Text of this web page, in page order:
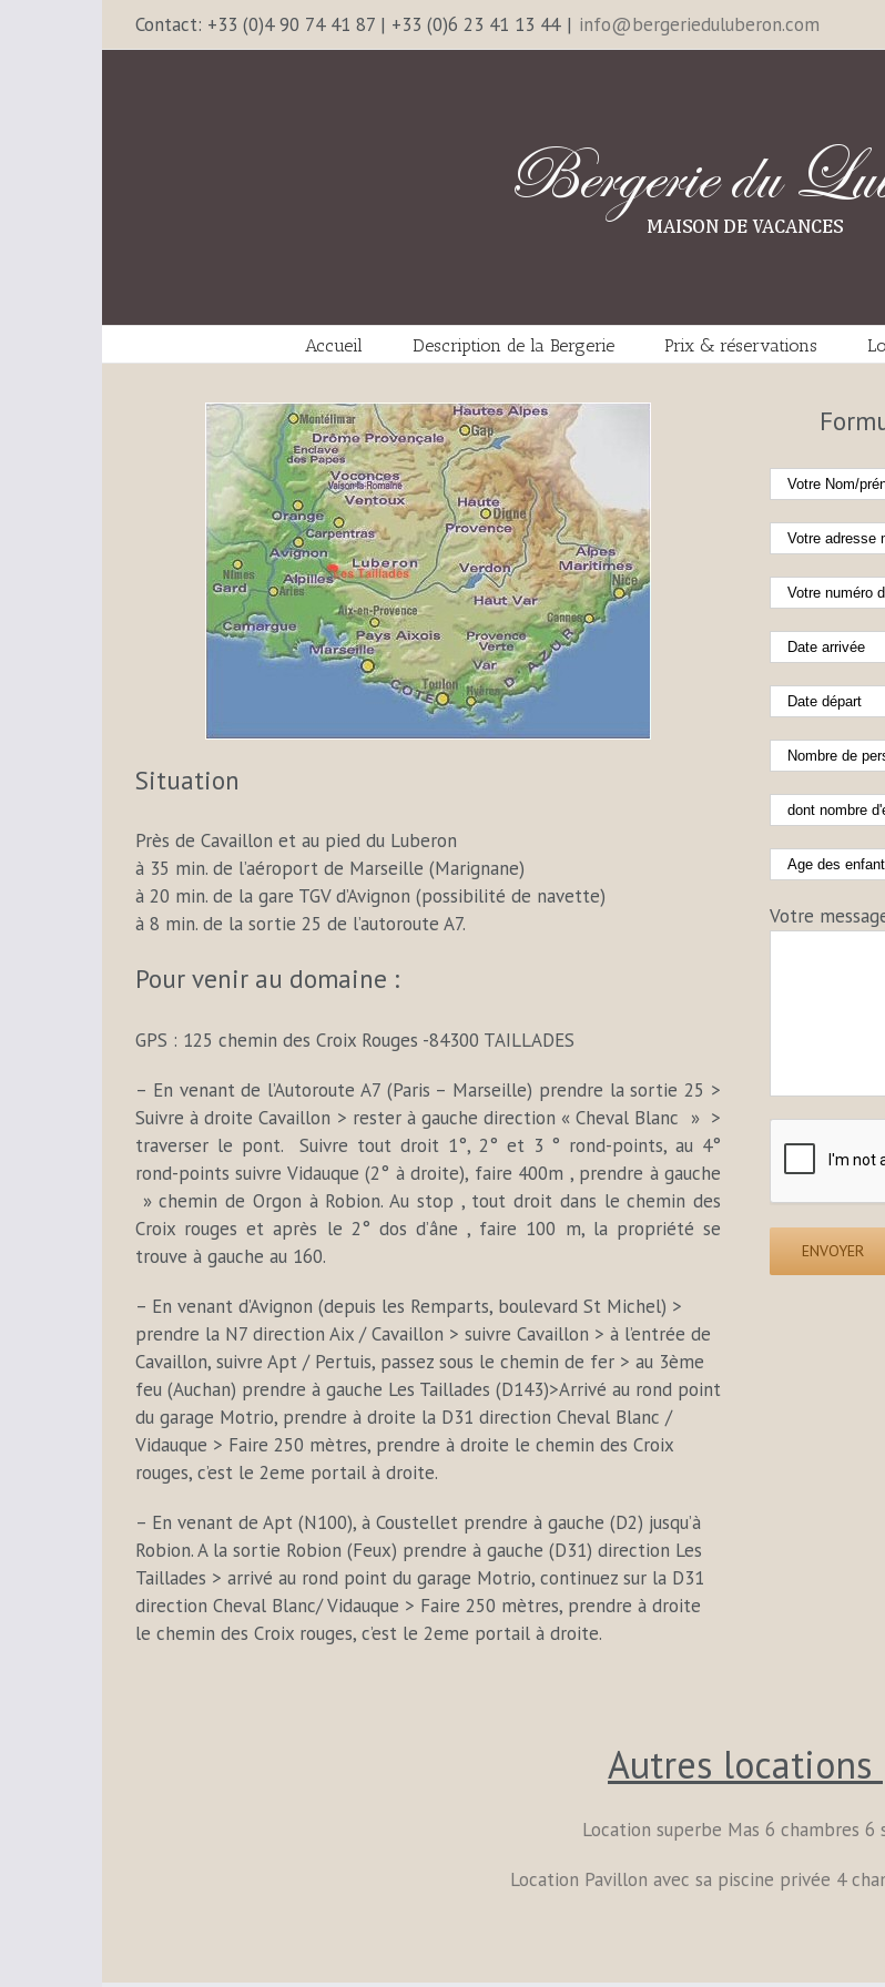
Contact: +33 (0)4 90 74 41 87 | +33 (0)6 23 41 13 44 | info@bergerieduluberon.com
Accueil Description de la Bergerie Prix & réservations
Situation
Près de Cavaillon et au pied du Luberon
à 35 min. de l’aéroport de Marseille (Marignane)
à 20 min. de la gare TGV d’Avignon (possibilité de navette)
à 8 min. de la sortie 25 de l’autoroute A7.
Pour venir au domaine :
GPS : 125 chemin des Croix Rouges -84300 TAILLADES
– En venant de l’Autoroute A7 (Paris – Marseille) prendre la sortie 25 >
Suivre à droite Cavaillon > rester à gauche direction « Cheval Blanc » >
traverser le pont. Suivre tout droit 1°, 2° et 3 ° rond-points, au 4°
rond-points suivre Vidauque (2° à droite), faire 400m , prendre à gauche
» chemin de Orgon à Robion. Au stop , tout droit dans le chemin des
Croix rouges et après le 2° dos d’âne , faire 100 m, la propriété se
trouve à gauche au 160.
– En venant d’Avignon (depuis les Remparts, boulevard St Michel) >
prendre la N7 direction Aix / Cavaillon > suivre Cavaillon > à l’entrée de
Cavaillon, suivre Apt / Pertuis, passez sous le chemin de fer > au 3ème
feu (Auchan) prendre à gauche Les Taillades (D143)>Arrivé au rond point
du garage Motrio, prendre à droite la D31 direction Cheval Blanc /
Vidauque > Faire 250 mètres, prendre à droite le chemin des Croix
rouges, c’est le 2eme portail à droite.
– En venant de Apt (N100), à Coustellet prendre à gauche (D2) jusqu’à
Robion. A la sortie Robion (Feux) prendre à gauche (D31) direction Les
Taillades > arrivé au rond point du garage Motrio, continuez sur la D31
direction Cheval Blanc/ Vidauque > Faire 250 mètres, prendre à droite
le chemin des Croix rouges, c’est le 2eme portail à droite.
Votre
Autres locations
Location superbe Mas 6 chambres 6
Location Pavillon avec sa piscine privée 4